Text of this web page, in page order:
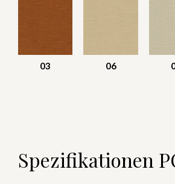
03 06
Spezifikationen